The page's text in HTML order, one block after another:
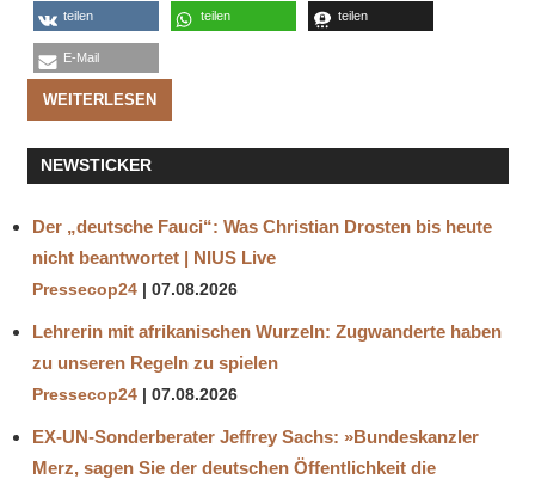
teilen teilen teilen
E-Mail
WEITERLESEN
NEWSTICKER
Der „deutsche Fauci“: Was Christian Drosten bis heute
nicht beantwortet | NIUS Live
Pressecop24 07.08.2026
Lehrerin mit afrikanischen Wurzeln: Zugwanderte haben
zu unseren Regeln zu spielen
Pressecop24 07.08.2026
EX-UN-Sonderberater Jeffrey Sachs: »Bundeskanzler
Merz, sagen Sie der deutschen Öffentlichkeit die